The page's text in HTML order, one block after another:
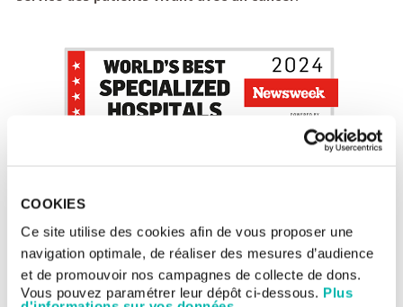
COOKIES
Ce site utilise des cookies afin de vous proposer une
navigation optimale, de réaliser des mesures d’audience
et de promouvoir nos campagnes de collecte de dons.
Vous pouvez paramétrer leur dépôt ci-dessous. Plus
Le classement «
chaque année par le magazine
classe les meilleurs hôpitaux du monde entier dans 12
disciplines dont l’oncologie. Pour 2024,
Gustave Roussy atteint
le 4e rang mondial des meilleurs hôpitaux en cancérologie. Ce
classement a été établi à partir des résultats d’une enquête en
ligne menée auprès de dizaines de milliers d’experts reconnus